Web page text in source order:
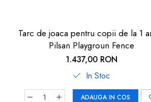
Tarc de joaca pentru copii de la 1 ani+,
Pilsan Playgroun Fence
1.437,00 RON
In Stoc
ADAUGA IN COS